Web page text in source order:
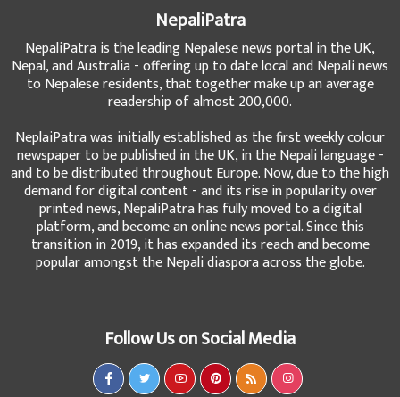
NepaliPatra
NepaliPatra is the leading Nepalese news portal in the UK,
Nepal, and Australia - offering up to date local and Nepali news
to Nepalese residents, that together make up an average
readership of almost 200,000.
NeplaiPatra was initially established as the first weekly colour
newspaper to be published in the UK, in the Nepali language -
and to be distributed throughout Europe. Now, due to the high
demand for digital content - and its rise in popularity over
printed news, NepaliPatra has fully moved to a digital
platform, and become an online news portal. Since this
transition in 2019, it has expanded its reach and become
popular amongst the Nepali diaspora across the globe.
Follow Us on Social Media